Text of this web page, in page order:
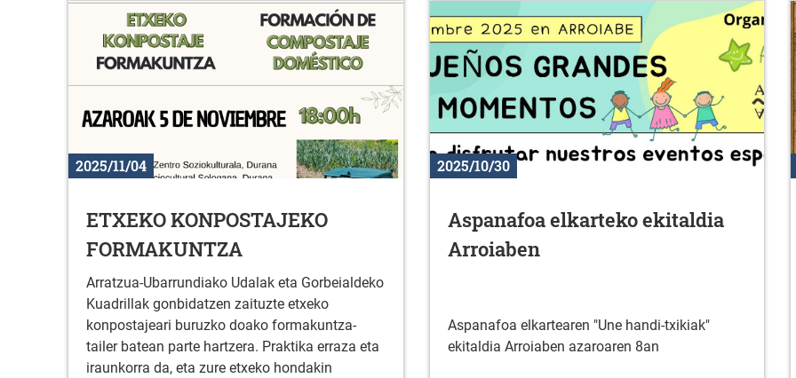
2025/11/04
ETXEKO KONPOSTAJEKO
FORMAKUNTZA
Arratzua-Ubarrundiako Udalak eta Gorbeialdeko
Kuadrillak gonbidatzen zaituzte etxeko
konpostajeari buruzko doako formakuntza-
tailer batean parte hartzera. Praktika erraza eta
iraunkorra da, eta zure etxeko hondakin
2025/10/30
Aspanafoa elkarteko ekitaldia
Arroiaben
Aspanafoa elkartearen "Une handi-txikiak"
ekitaldia Arroiaben azaroaren 8an